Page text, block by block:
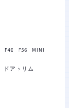
F40 F56 MINI
ドアトリム